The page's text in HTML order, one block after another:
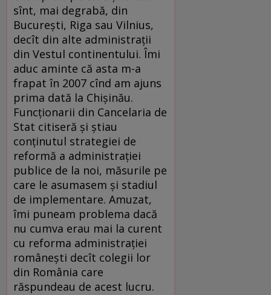
sînt, mai degrabă, din
Bucureşti, Riga sau Vilnius,
decît din alte administraţii
din Vestul continentului. Îmi
aduc aminte că asta m-a
frapat în 2007 cînd am ajuns
prima dată la Chişinău.
Funcţionarii din Cancelaria de
Stat citiseră şi ştiau
conţinutul strategiei de
reformă a administraţiei
publice de la noi, măsurile pe
care le asumasem şi stadiul
de implementare. Amuzat,
îmi puneam problema dacă
nu cumva erau mai la curent
cu reforma administraţiei
româneşti decît colegii lor
din România care
răspundeau de acest lucru.